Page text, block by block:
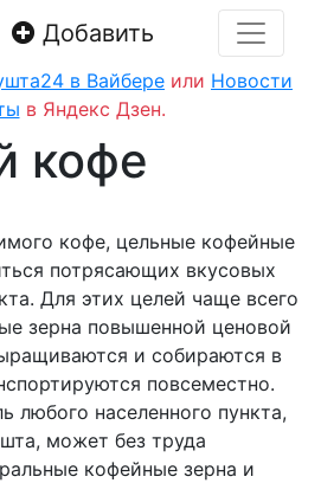
Добавить
в Вайбере или Новости
в Яндекс Дзен.
кофе
кофе, цельные кофейные
потрясающих вкусовых
Для этих целей чаще всего
зерна повышенной ценовой
и собираются в
повсеместно.
любого населенного пункта,
может без труда
кофейные зерна и